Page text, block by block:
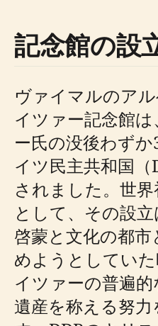
記念館の設
ヴァイマルのア
イツァー記念館
ー氏の没後わず
イツ民主共和国
されました。世
として、その設
啓蒙と文化の都
めようとしてい
イツァーの普遍
遺産を称える努力